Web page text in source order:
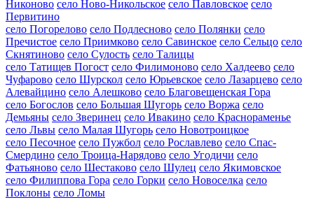
Никоново село Ново-Никольское село Павловское село
Первитино
село Погорелово село Подлесново село Полянки село
Пречистое село Приимково село Савинское село Сельцо село
Скнятиново село Сулость село Талицы
село Татищев Погост село Филимоново село Халдеево село
Чуфарово село Шурскол село Юрьевское село Лазарцево село
Алевайцино село Алешково село Благовещенская Гора
село Богослов село Большая Шугорь село Воржа село
Демьяны село Зверинец село Ивакино село Краснораменье
село Львы село Малая Шугорь село Новотроицкое
село Песочное село Пужбол село Рославлево село Спас-
Смердино село Троица-Нарядово село Угодичи село
Фатьяново село Шестаково село Шулец село Якимовское
село Филиппова Гора село Горки село Новоселка село
Поклоны село Ломы